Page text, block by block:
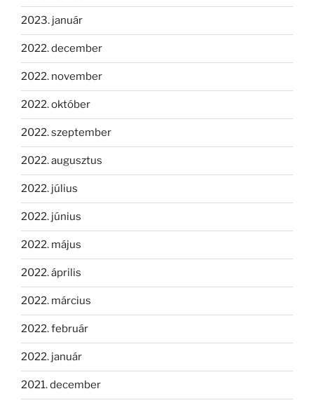
2023. január
2022. december
2022. november
2022. október
2022. szeptember
2022. augusztus
2022. július
2022. június
2022. május
2022. április
2022. március
2022. február
2022. január
2021. december